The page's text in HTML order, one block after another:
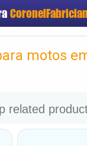
Cadastrar
Criar conta
motos